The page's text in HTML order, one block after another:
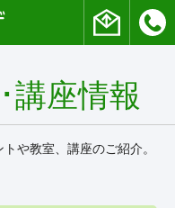
講座情報
や教室、講座のご紹介。